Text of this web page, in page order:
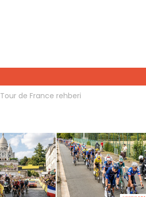
Tour de France rehberi